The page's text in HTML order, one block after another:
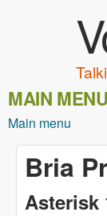
MAIN MENU
Main menu
Bria
Asterisk